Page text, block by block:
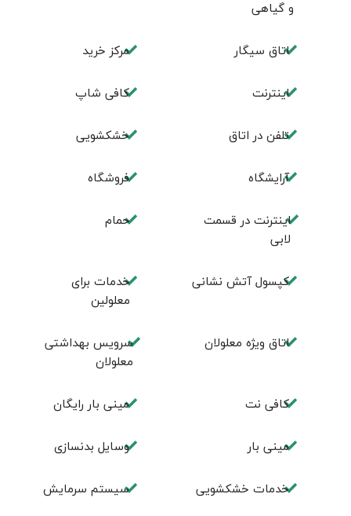
و گیاهی
اتاق سیگار مرکز خرید
اینترنت کافی شاپ
تلفن در اتاق خشکشویی
آرایشگاه فروشگاه
اینترنت در قسمت
لابی
حمام
کپسول آتش نشانی
خدمات برای
معلولین
اتاق ویژه معلولان
سرویس بهداشتی
معلولان
کافی نت مینی بار رایگان
مینی بار وسایل بدنسازی
خدمات خشکشویی سیستم سرمایش